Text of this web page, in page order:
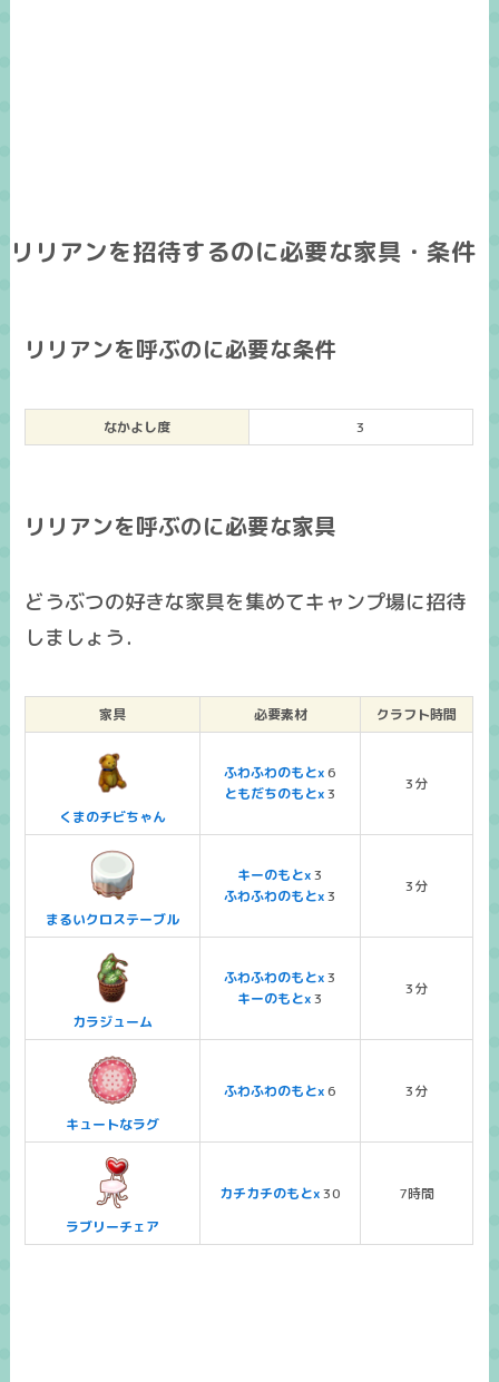
リリアンを招待するのに必要な家具・条件
リリアンを呼ぶのに必要な条件
なかよし度 3
リリアンを呼ぶのに必要な家具
どうぶつの好きな家具を集めてキャンプ場に招待
しましょう．
家具 必要素材 クラフト時間
くまのチビちゃん
ふわふわのもとx6
ともだちのもとx3
3分
まるいクロステーブル
キーのもとx3
ふわふわのもとx3
3分
カラジューム
ふわふわのもとx3
キーのもとx3
3分
キュートなラグ
ふわふわのもとx6 3分
ラブリーチェア
カチカチのもとx30 7時間